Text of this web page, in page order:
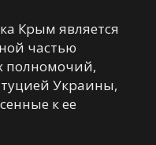
Крым является
частью
полномочий,
Украины,
к ее